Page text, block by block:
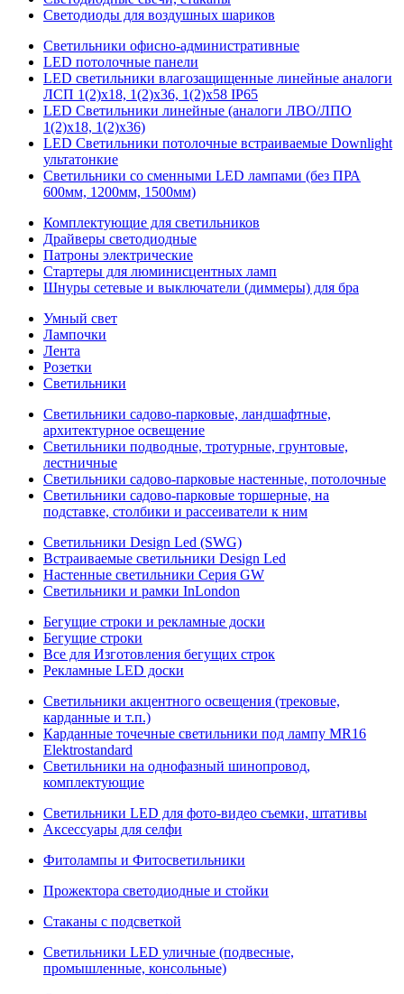
Светодиоды для воздушных шариков
Светильники офисно-административные
LED потолочные панели
LED светильники влагозащищенные линейные аналоги
ЛСП 1(2)х18, 1(2)х36, 1(2)х58 IP65
LED Светильники линейные (аналоги ЛВО/ЛПО
1(2)х18, 1(2)х36)
LED Светильники потолочные встраиваемые Downlight
ультатонкие
Светильники со сменными LED лампами (без ПРА
600мм, 1200мм, 1500мм)
Комплектующие для светильников
Драйверы светодиодные
Патроны электрические
Стартеры для люминисцентных ламп
Шнуры сетевые и выключатели (диммеры) для бра
Умный свет
Лампочки
Лента
Розетки
Светильники
Светильники садово-парковые, ландшафтные,
архитектурное освещение
Светильники подводные, тротурные, грунтовые,
лестничные
Светильники садово-парковые настенные, потолочные
Светильники садово-парковые торшерные, на
подставке, столбики и рассеиватели к ним
Светильники Design Led (SWG)
Встраиваемые светильники Design Led
Настенные светильники Серия GW
Светильники и рамки InLondon
Бегущие строки и рекламные доски
Бегущие строки
Все для Изготовления бегущих строк
Рекламные LED доски
Светильники акцентного освещения (трековые,
карданные и т.п.)
Карданные точечные светильники под лампу MR16
Elektrostandard
Светильники на однофазный шинопровод,
комплектующие
Светильники LED для фото-видео съемки, штативы
Аксессуары для селфи
Фитолампы и Фитосветильники
Прожектора светодиодные и стойки
Стаканы с подсветкой
Светильники LED уличные (подвесные,
промышленные, консольные)